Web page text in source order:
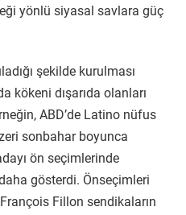
yönlü siyasal savlara güç
şekilde kurulması
kökeni dışarıda olanları
ABD’de Latino nüfus
sonbahar boyunca
ön seçimlerinde
gösterdi. Önseçimleri
Fillon sendikaların